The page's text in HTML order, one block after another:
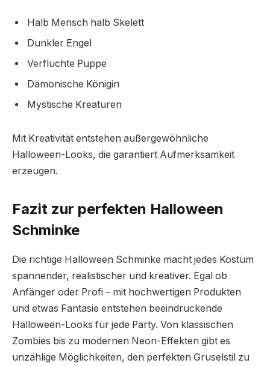
Halb Mensch halb Skelett
Dunkler Engel
Verfluchte Puppe
Dämonische Königin
Mystische Kreaturen
Mit Kreativität entstehen außergewöhnliche
Halloween-Looks, die garantiert Aufmerksamkeit
erzeugen.
Fazit zur perfekten Halloween
Schminke
Die richtige Halloween Schminke macht jedes Kostüm
spannender, realistischer und kreativer. Egal ob
Anfänger oder Profi – mit hochwertigen Produkten
und etwas Fantasie entstehen beeindruckende
Halloween-Looks für jede Party. Von klassischen
Zombies bis zu modernen Neon-Effekten gibt es
unzählige Möglichkeiten, den perfekten Gruselstil zu